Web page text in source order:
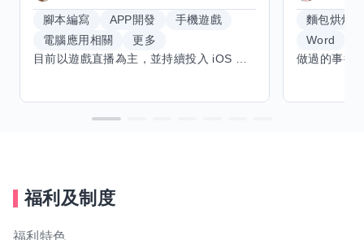
腳本編寫 APP開發
手機遊戲
電腦應用相關
更多
麵包烘焙
Word
福利及制度
福利特色